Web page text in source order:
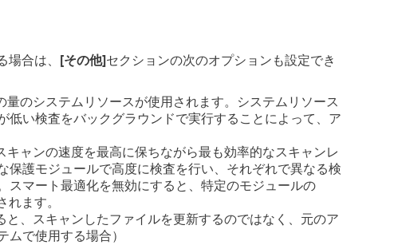
合は、 [その他]セクションの次のオプションも設定でき
のシステムリソースが使用されます。システムリソース
い検査をバックグラウンドで実行することによって、ア
ャンの速度を最高に保ちながら最も効率的なスキャンレ
護モジュールで高度に検査を行い、それぞれで異なる検
マート最適化を無効にすると、特定のモジュールの
ます。
、スキャンしたファイルを更新するのではなく、元のア
で使用する場合）